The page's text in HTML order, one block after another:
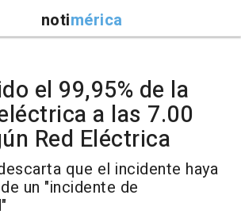
notimérica
el 99,95% de la
a las 7.00
Red Eléctrica
que el incidente haya
un "incidente de